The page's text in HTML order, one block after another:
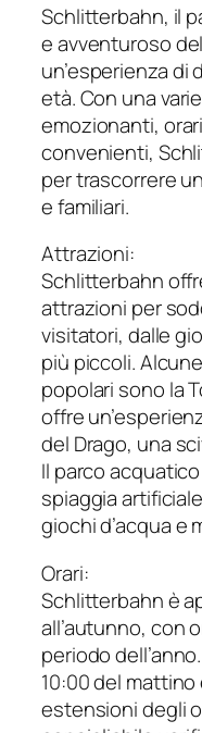
Schlitterbahn, il
e avventuroso
un’esperienza
età. Con una
emozionanti,
convenienti,
per trascorrere
e familiari.
Attrazioni:
Schlitterbahn
attrazioni per
visitatori, dalle
più piccoli.
popolari sono la
offre
del Drago, una
Il parco
spiaggia
giochi d’acqua e
Orari:
Schlitterbahn è
all’autunno, con
periodo
10:00 del
estensioni degli